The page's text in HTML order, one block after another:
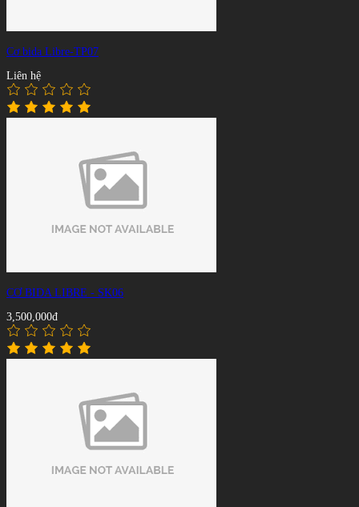
Cơ bida Libre-TP07
Liên hệ
CƠ BIDA LIBRE - SK06
3,500,000đ